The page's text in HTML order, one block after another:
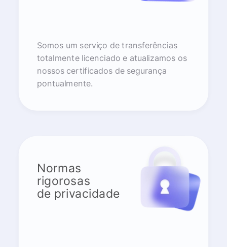
Somos um serviço de transferências
totalmente licenciado e atualizamos os
nossos certificados de segurança
pontualmente.
Normas
rigorosas
de privacidade